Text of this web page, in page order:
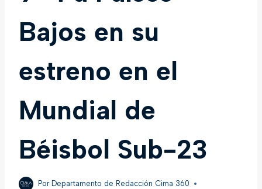
Bajos en su
estreno en el
Mundial de
Béisbol Sub-23
Por Departamento de Redacción Cima 360